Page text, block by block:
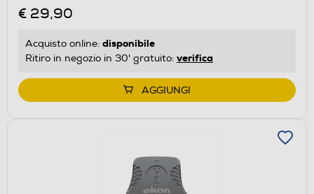
€ 29,90
Acquisto online: disponibile
Ritiro in negozio in 30' gratuito: verifica
AGGIUNGI